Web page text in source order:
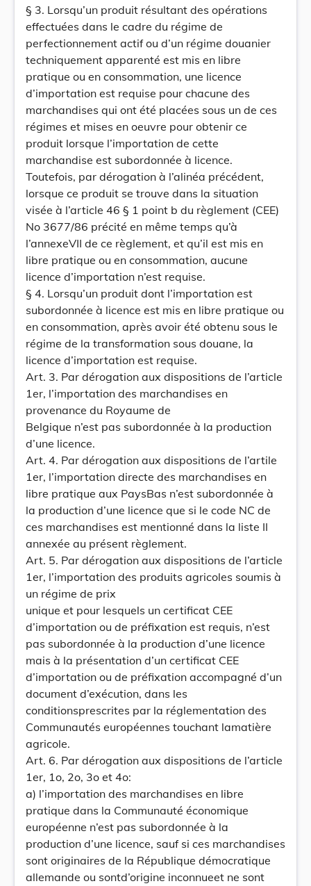
§ 3. Lorsqu’un produit résultant des opérations
effectuées dans le cadre du régime de
perfectionnement actif ou d’un régime douanier
techniquement apparenté est mis en libre
pratique ou en consommation, une licence
d’importation est requise pour chacune des
marchandises qui ont été placées sous un de ces
régimes et mises en oeuvre pour obtenir ce
produit lorsque l’importation de cette
marchandise est subordonnée à licence.
Toutefois, par dérogation à l’alinéa précédent,
lorsque ce produit se trouve dans la situation
visée à l’article 46 § 1 point b du règlement (CEE)
No 3677/86 précité en même temps qu’à
l’annexeVII de ce règlement, et qu’il est mis en
libre pratique ou en consommation, aucune
licence d’importation n’est requise.
§ 4. Lorsqu’un produit dont l’importation est
subordonnée à licence est mis en libre pratique ou
en consommation, après avoir été obtenu sous le
régime de la transformation sous douane, la
licence d’importation est requise.
Art. 3. Par dérogation aux dispositions de l’article
1er, l’importation des marchandises en
provenance du Royaume de
Belgique n’est pas subordonnée à la production
d’une licence.
Art. 4. Par dérogation aux dispositions de l’artile
1er, l’importation directe des marchandises en
libre pratique aux PaysBas n’est subordonnée à
la production d’une licence que si le code NC de
ces marchandises est mentionné dans la liste II
annexée au présent règlement.
Art. 5. Par dérogation aux dispositions de l’article
1er, l’importation des produits agricoles soumis à
un régime de prix
unique et pour lesquels un certificat CEE
d’importation ou de préfixation est requis, n’est
pas subordonnée à la production d’une licence
mais à la présentation d’un certificat CEE
d’importation ou de préfixation accompagné d’un
document d’exécution, dans les
conditionsprescrites par la réglementation des
Communautés européennes touchant lamatière
agricole.
Art. 6. Par dérogation aux dispositions de l’article
1er, 1o, 2o, 3o et 4o:
a) l’importation des marchandises en libre
pratique dans la Communauté économique
européenne n’est pas subordonnée à la
production d’une licence, sauf si ces marchandises
sont originaires de la République démocratique
allemande ou sontd’origine inconnueet ne sont